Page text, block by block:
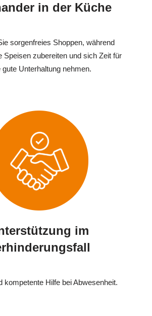
in der Küche
sorgenfreies Shoppen, während
Speisen zubereiten und sich Zeit für
gute Unterhaltung nehmen.
im
kompetente Hilfe bei Abwesenheit.